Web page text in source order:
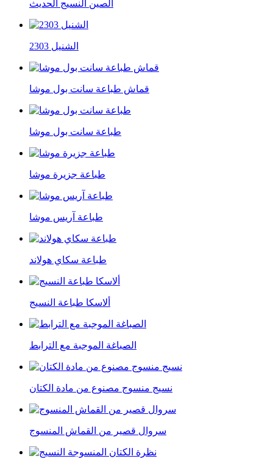
الصين النسيج الحديث
الشنيل 2303
قماش طباعة سانت بول موشا
طباعة سانت بول موشا
طباعة جزيرة موشا
طباعة آريس موشا
طباعة سكاي هولاند
ألاسكا طباعة النسيج
الصباغة الموجبة مع الترابط
نسيج منسوج مصنوع من مادة الكتان
سروال قصير من القماش المنسوج